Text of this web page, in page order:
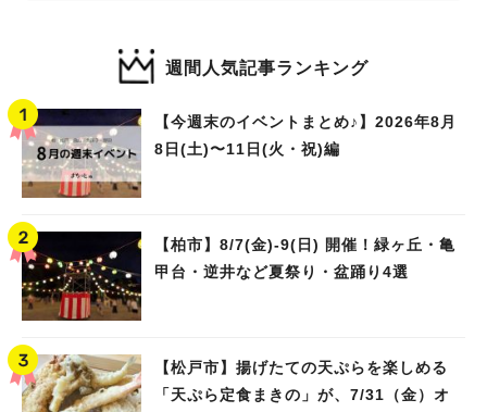
週間人気記事ランキング
【今週末のイベントまとめ♪】2026年8月
8日(土)〜11日(火・祝)編
【柏市】8/7(金)‐9(日) 開催！緑ヶ丘・亀
甲台・逆井など夏祭り・盆踊り4選
【松戸市】揚げたての天ぷらを楽しめる
「天ぷら定食まきの」が、7/31（金）オ